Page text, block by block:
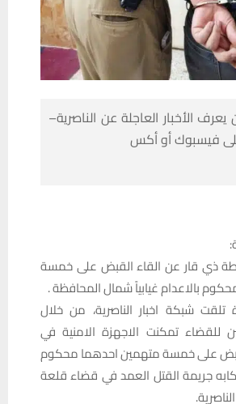
الأخبار العاجلة عن الناصرية–
على فيسبوك أو أكس
ذي قار عن القاء القبض على خمسة
بالاعدام غيابياً شمال المحافظة .
تلقت شبكة اخبار الناصرية، من خلال
للقضاء تمكنت الاجهزة الامنية في
على خمسة متهمين احدهما محكوم
جريمة القتل العمد في قضاء قلعة